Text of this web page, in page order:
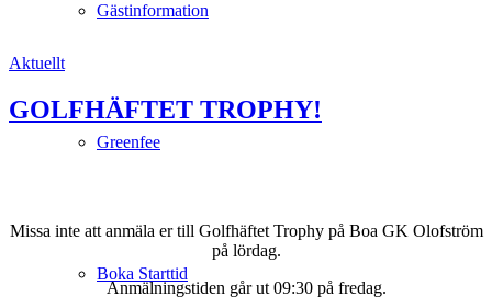
Gästinformation
Greenfee
Boka Starttid
Aktuellt
GOLFHÄFTET TROPHY!
Missa inte att anmäla er till Golfhäftet Trophy på Boa GK Olofström
på lördag.
Anmälningstiden går ut 09:30 på fredag.